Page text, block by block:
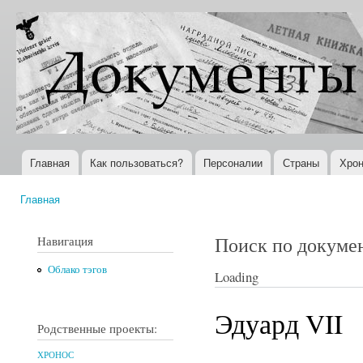
Документы
XX века
Всемирная
история в
Интернете
Главное меню
Главная Как пользоваться? Персоналии Страны
Главная
Навигация
Облако тэгов
Родственные проекты:
ХРОНОС
Поиск по
Loading
Эдуард VII